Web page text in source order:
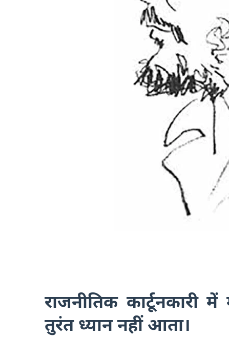
राजनीतिक
तुरंत ध्यान नहीं आता।